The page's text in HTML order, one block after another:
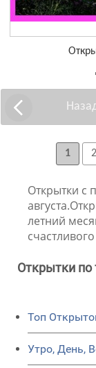
1 2
Открытки с
летний
счастливого
Открытки по
Топ
Утро, День,